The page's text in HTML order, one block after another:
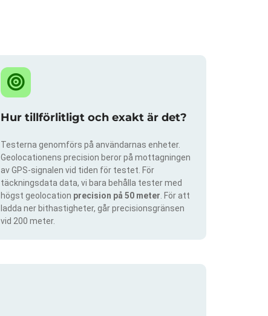
Hur tillförlitligt och exakt är det?
Testerna genomförs på användarnas enheter.
Geolocationens precision beror på mottagningen
av GPS-signalen vid tiden för testet. För
täckningsdata data, vi bara behålla tester med
högst geolocation precision på 50 meter . För att
ladda ner bithastigheter, går precisionsgränsen
vid 200 meter.